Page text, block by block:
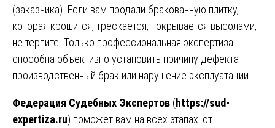
(заказчика). Если вам продали бракованную плитку,
которая крошится, трескается, покрывается высолами,
не терпите. Только профессиональная экспертиза
способна объективно установить причину дефекта —
производственный брак или нарушение эксплуатации.
Федерация Судебных Экспертов (https://sud-
expertiza.ru) поможет вам на всех этапах: от